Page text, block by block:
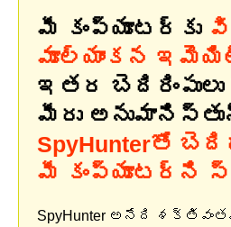
మీ కంప్యూటర్‌కు
మూల్యాంకన
ఇతర
మీరు
SpyHunterతో
మీ కంప్యూటర్‌ని
SpyHunter అనేది